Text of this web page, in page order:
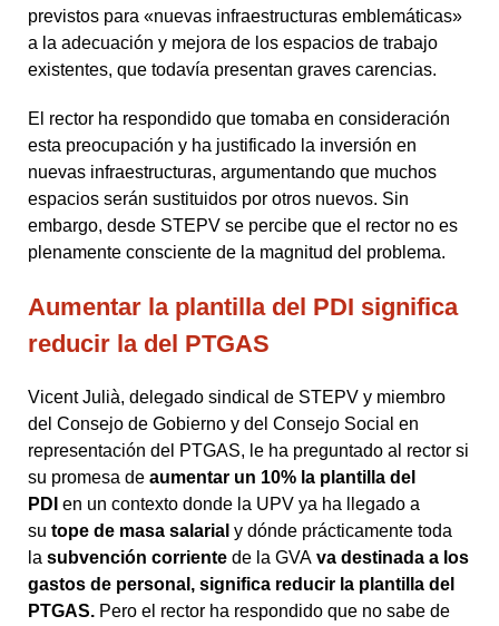
previstos para «nuevas infraestructuras emblemáticas»
a la adecuación y mejora de los espacios de trabajo
existentes, que todavía presentan graves carencias.
El rector ha respondido que tomaba en consideración
esta preocupación y ha justificado la inversión en
nuevas infraestructuras, argumentando que muchos
espacios serán sustituidos por otros nuevos. Sin
embargo, desde STEPV se percibe que el rector no es
plenamente consciente de la magnitud del problema.
Aumentar la plantilla del PDI significa
reducir la del PTGAS
Vicent Julià, delegado sindical de STEPV y miembro
del Consejo de Gobierno y del Consejo Social en
representación del PTGAS, le ha preguntado al rector si
su promesa de aumentar un 10% la plantilla del
PDI en un contexto donde la UPV ya ha llegado a
su tope de masa salarial y dónde prácticamente toda
la subvención corriente de la GVA va destinada a los
gastos de personal, significa reducir la plantilla del
PTGAS. Pero el rector ha respondido que no sabe de